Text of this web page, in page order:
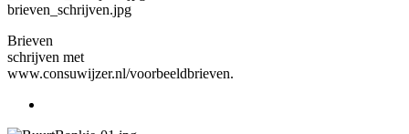
brieven_schrijven.jpg
Brieven
schrijven met
www.consuwijzer.nl/voorbeeldbrieven.